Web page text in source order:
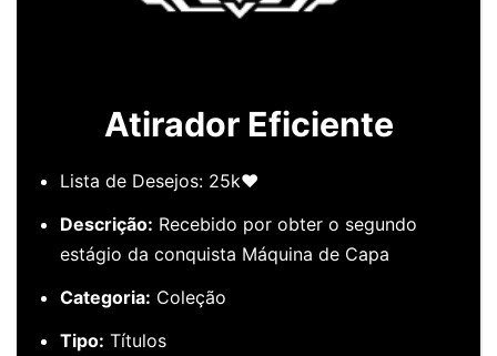
Atirador Eficiente
Lista de Desejos: 25k❤️
Descrição: Recebido por obter o segundo
estágio da conquista Máquina de Capa
Categoria: Coleção
Tipo: Títulos